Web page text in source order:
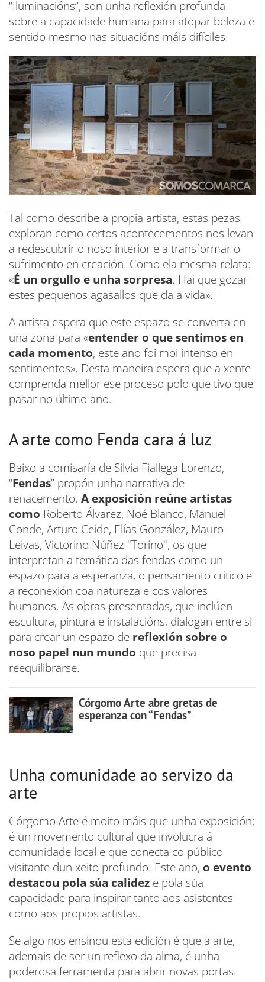
“Iluminacións”, son unha reflexión profunda
sobre a capacidade humana para atopar beleza e
sentido mesmo nas situacións máis difíciles.
Tal como describe a propia artista, estas pezas
exploran como certos acontecementos nos levan
a redescubrir o noso interior e a transformar o
sufrimento en creación. Como ela mesma relata:
«É un orgullo e unha sorpresa. Hai que gozar
estes pequenos agasallos que da a vida».
A artista espera que este espazo se converta en
una zona para «entender o que sentimos en
cada momento, este ano foi moi intenso en
sentimentos». Desta maneira espera que a xente
comprenda mellor ese proceso polo que tivo que
pasar no último ano.
A arte como Fenda cara á luz
Baixo a comisaría de Silvia Fiallega Lorenzo,
“Fendas” propón unha narrativa de
renacemento. A exposición reúne artistas
como Roberto Álvarez, Noé Blanco, Manuel
Conde, Arturo Ceide, Elías González, Mauro
Leivas, Victorino Núñez "Torino", os que
interpretan a temática das fendas como un
espazo para a esperanza, o pensamento crítico e
a reconexión coa natureza e cos valores
humanos. As obras presentadas, que inclúen
escultura, pintura e instalacións, dialogan entre si
para crear un espazo de reflexión sobre o
noso papel nun mundo que precisa
reequilibrarse.
Córgomo Arte abre gretas de
esperanza con “Fendas”
Unha comunidade ao servizo da
arte
Córgomo Arte é moito máis que unha exposición;
é un movemento cultural que involucra á
comunidade local e que conecta co público
visitante dun xeito profundo. Este ano, o evento
destacou pola súa calidez e pola súa
capacidade para inspirar tanto aos asistentes
como aos propios artistas.
Se algo nos ensinou esta edición é que a arte,
ademais de ser un reflexo da alma, é unha
poderosa ferramenta para abrir novas portas.